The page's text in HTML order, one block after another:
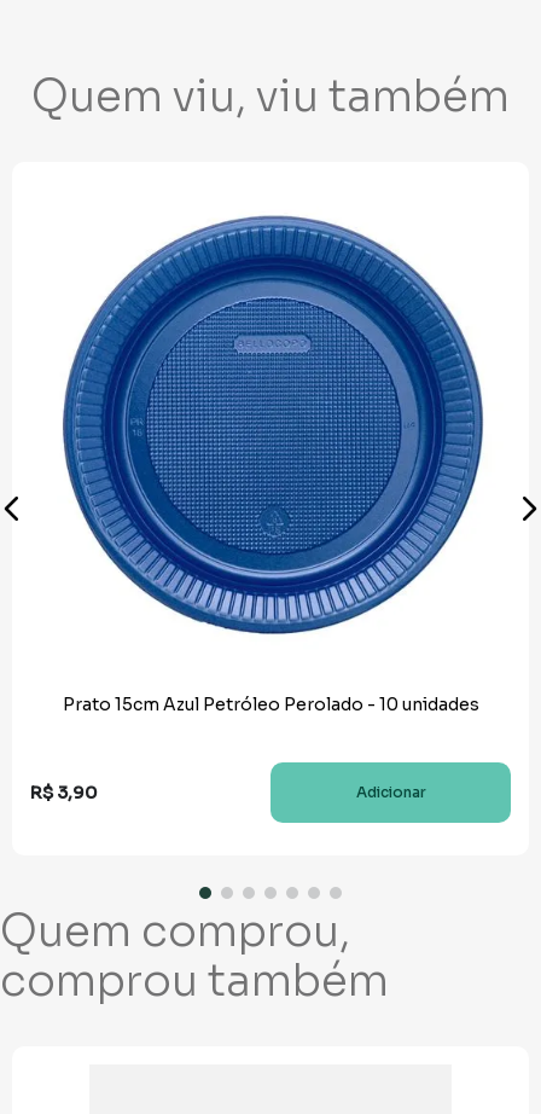
Quem viu, viu também
Prato 15cm Azul Petróleo Perolado - 10 unidades
R$ 3,90 Adicionar
Quem comprou,
comprou também